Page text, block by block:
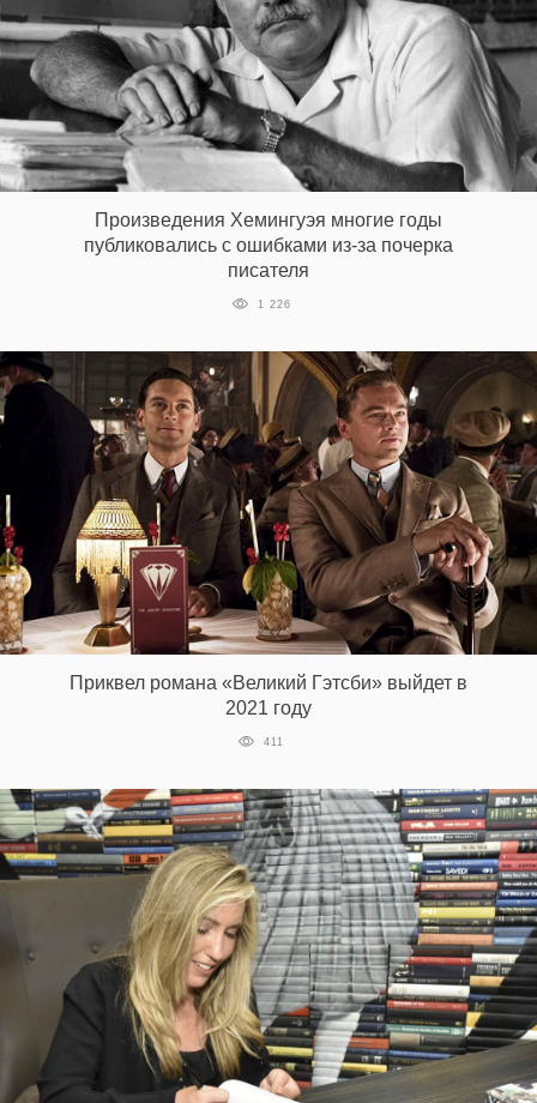
Произведения Хемингуэя многие годы
публиковались с ошибками из-за почерка
писателя
1 226
Приквел романа «Великий Гэтсби» выйдет в
2021 году
411